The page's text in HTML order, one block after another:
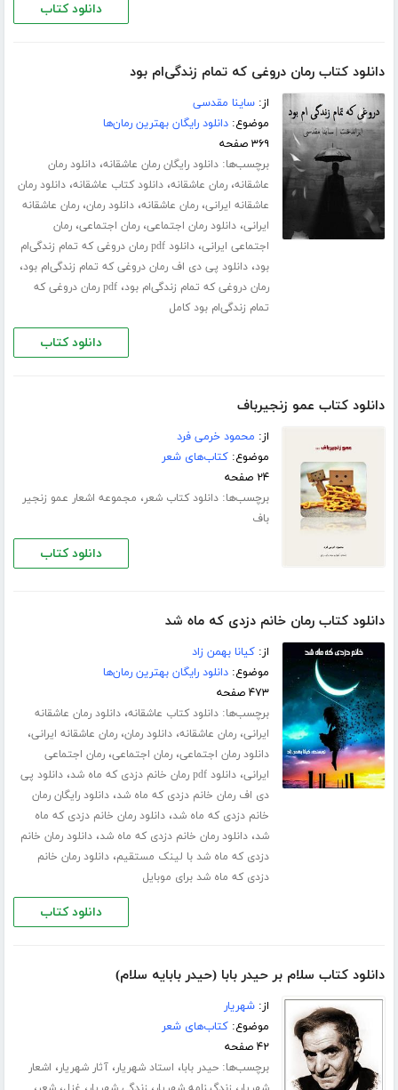
دانلود کتاب
دانلود کتاب رمان دروغی که تمام زندگی‌ام بود
از:ساینا مقدسی
موضوع:دانلود رایگان بهترین رمان‌ها
۳۶۹ صفحه
برچسب‌ها:دانلود رایگان رمان عاشقانه،دانلود رمان
عاشقانه،رمان عاشقانه،دانلود کتاب عاشقانه،دانلود رمان
عاشقانه ایرانی،رمان عاشقانه،دانلود رمان،رمان عاشقانه
ایرانی،دانلود رمان اجتماعی،رمان اجتماعی،رمان
اجتماعی ایرانی،
دانلود pdf رمان دروغی که تمام زندگی‌ام
بود،دانلود پی دی اف رمان دروغی که تمام زندگی‌ام بود،
رمان دروغی که تمام زندگی‌ام بود،
pdf رمان دروغی که
تمام زندگی‌ام بود کامل
دانلود کتاب
دانلود کتاب عمو زنجیرباف
از: محمود خرمی فرد
موضوع:کتاب‌های شعر
۲۴ صفحه
برچسب‌ها:دانلود کتاب شعر، مجموعه اشعار عمو زنجیر
باف
دانلود کتاب
دانلود کتاب رمان خانم دزدی که ماه شد
از:کیانا بهمن زاد
موضوع:دانلود رایگان بهترین رمان‌ها
۴۷۳ صفحه
برچسب‌ها:دانلود کتاب عاشقانه،دانلود رمان عاشقانه
ایرانی،رمان عاشقانه،دانلود رمان،رمان عاشقانه ایرانی،
دانلود رمان اجتماعی،رمان اجتماعی،رمان اجتماعی
ایرانی،دانلود pdf رمان خانم دزدی که ماه شد ،دانلود پی
دی اف رمان خانم دزدی که ماه شد،دانلود رایگان رمان
خانم دزدی که ماه شد،دانلود رمان خانم دزدی که ماه
شد،دانلود رمان خانم دزدی که ماه شد،دانلود رمان خانم
دزدی که ماه شد با لینک مستقیم،دانلود رمان خانم
دزدی که ماه شد برای موبایل
دانلود کتاب
دانلود کتاب سلام بر حیدر بابا (حیدر بابایه سلام)
از:شهریار
موضوع:کتاب‌های شعر
۴۲ صفحه
برچسب‌ها:حیدر بابا، استاد شهریار،آثار شهریار، اشعار